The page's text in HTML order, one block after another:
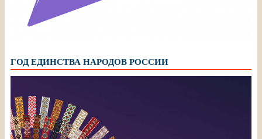
ГОД ЕДИНСТВА НАРОДОВ РОССИИ